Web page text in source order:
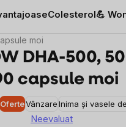
Colesterol💪
moi
DHA-500,
capsule moi
OferteVânzareInima și vasele
Neevaluat